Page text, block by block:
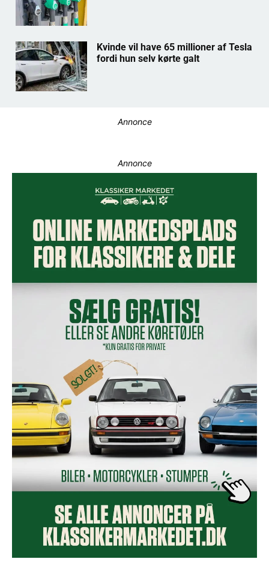
Kvinde vil have 65 millioner af Tesla
fordi hun selv kørte galt
Annonce
Annonce